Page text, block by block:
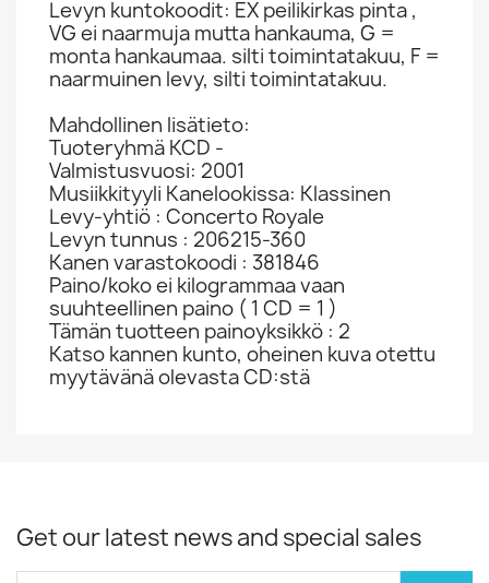
Levyn kuntokoodit: EX peilikirkas pinta ,
VG ei naarmuja mutta hankauma, G =
monta hankaumaa. silti toimintatakuu, F =
naarmuinen levy, silti toimintatakuu.
Mahdollinen lisätieto:
Tuoteryhmä KCD -
Valmistusvuosi: 2001
Musiikkityyli Kanelookissa: Klassinen
Levy-yhtiö : Concerto Royale
Levyn tunnus : 206215-360
Kanen varastokoodi : 381846
Paino/koko ei kilogrammaa vaan
suuhteellinen paino ( 1 CD = 1 )
Tämän tuotteen painoyksikkö : 2
Katso kannen kunto, oheinen kuva otettu
myytävänä olevasta CD:stä
Get our latest news and special sales